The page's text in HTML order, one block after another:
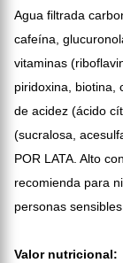
Agua filtrada
cafeína,
vitaminas
piridoxina, biotina,
de acidez (ácido
(sucralosa,
POR LATA. Alto
recomienda para
personas
Valor nutricional: